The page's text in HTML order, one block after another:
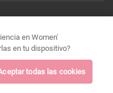
2026 ©
en Women'
en tu dispositivo?
todas las cookies